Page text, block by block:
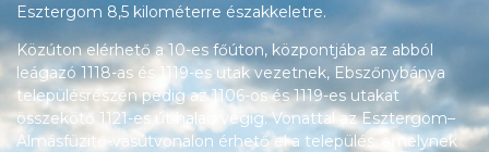
Esztergom 8,5 kilométerre északkeletre.
Közúton elérhető a 10-es főúton, központjába az abból
leágazó 1118-as és 1119-es utak vezetnek, Ebszőnybánya
településrészén pedig az 1106-os és 1119-es utakat
összekötő 1121-es út halad végig. Vonattal az Esztergom–
Almásfüzitő-vasútvonalon érhető el a település, amelynek